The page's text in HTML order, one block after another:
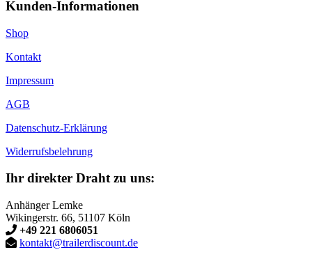
Kunden-Informationen
Shop
Kontakt
Impressum
AGB
Datenschutz-Erklärung
Widerrufsbelehrung
Ihr direkter Draht zu uns:
Anhänger Lemke
Wikingerstr. 66, 51107 Köln
+49 221 6806051
kontakt@trailerdiscount.de